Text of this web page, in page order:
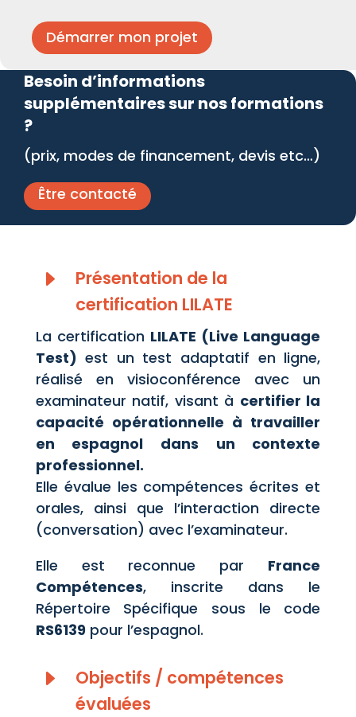
Démarrer mon projet
Besoin d’informations
supplémentaires sur nos formations
?
(prix, modes de financement, devis etc…)
Être contacté
E
Présentation de la
certification LILATE
La certification LILATE (Live Language
Test) est un test adaptatif en ligne,
réalisé en visioconférence avec un
examinateur natif, visant à certifier la
capacité opérationnelle à travailler
en espagnol dans un contexte
professionnel.
Elle évalue les compétences écrites et
orales, ainsi que l’interaction directe
(conversation) avec l’examinateur.
Elle est reconnue par France
Compétences, inscrite dans le
Répertoire Spécifique sous le code
RS6139pour l’espagnol.
E
Objectifs / compétences
évaluées